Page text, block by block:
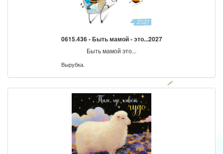
0615.436 - Быть мамой - это...2027
Быть мамой это...
Вырубка.